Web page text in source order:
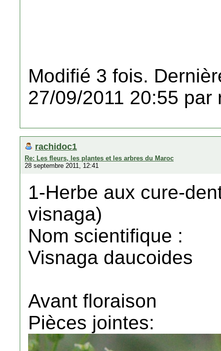
Modifié 3 fois.
27/09/2011 20:55 par
rachidoc1
Re: Les fleurs, les plantes et les arbres du Maroc
28 septembre 2011, 12:41
1-Herbe aux cure-
visnaga)
Nom scientifique :
Visnaga daucoides
Avant floraison
Pièces jointes: